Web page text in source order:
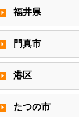
福井県
門真市
港区
たつの市